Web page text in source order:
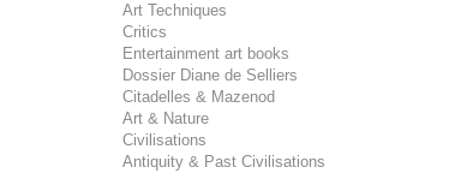
Art Techniques
Critics
Entertainment art books
Dossier Diane de Selliers
Citadelles & Mazenod
Art & Nature
Civilisations
Antiquity & Past Civilisations